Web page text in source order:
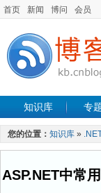
首页 新闻 博问 会员
知识库 专
手机开发 软件
最新文章
您的位置： 知识库 »
ASP.NET中常